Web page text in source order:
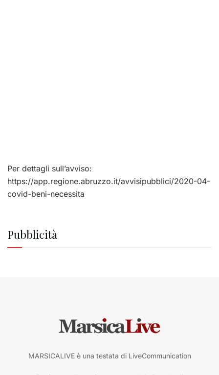
Per dettagli sull’avviso:
https://app.regione.abruzzo.it/avvisipubblici/2020-04-
covid-beni-necessita
Pubblicità
MARSICALIVE è una testata di LiveCommunication